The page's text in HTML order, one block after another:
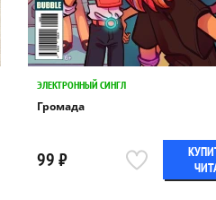
ЭЛЕКТРОННЫЙ СИНГЛ
Громада
99 ₽